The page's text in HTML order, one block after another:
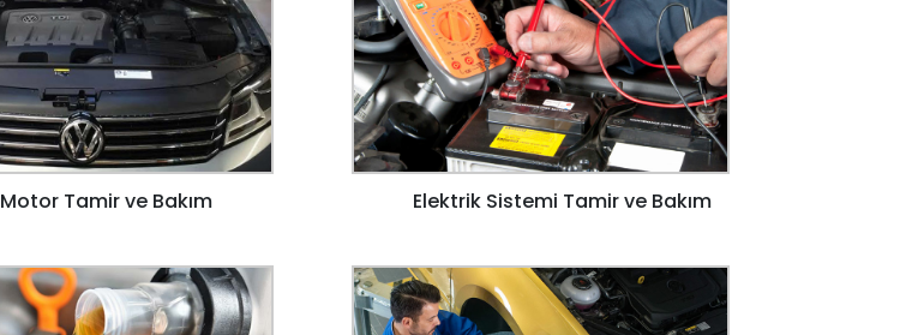
Motor Tamir ve Bakım Elektrik Sistemi Tamir ve Bakım